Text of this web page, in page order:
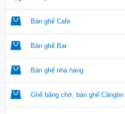
Bàn ghế Cafe
Bàn ghế Bar
Bàn ghế nhà hàng
Ghế băng chờ, bàn ghế Căngtin